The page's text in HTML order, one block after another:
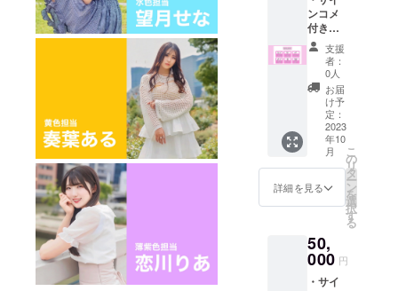
時優先
的に参
加でき
る券 支
援時、
推しメ
ンを教
えてく
ださ
い。
画 ※公
式
Twitter
から送
付させ
ていた
だきま
す。備
考欄に
Twitter
のアカ
ウント
をご記
ループ
のサイ
ン色紙
・デ
ンコメ
付き
チェキ
券×10枚
(2万円
相当) ・
サイン
無し
チェキ
券×10枚
(1万円
相当) ※
チェキ
券は今
後どの
ブ、ど
のメン
バーに
もお使
支援
者：
0人
お届
け予
定：
2023
年10
月
詳細を見る
こ
の
リ
タ
ー
ン
を
選
択
す
る
50,
000 円
・サイ